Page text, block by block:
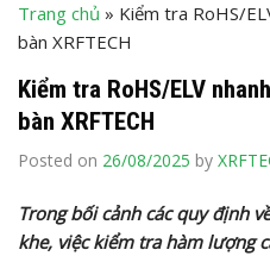
Trang chủ » Kiểm tra RoHS/
bàn XRFTECH
Kiểm tra RoHS/ELV
bàn XRFTECH
Posted on 26/08/2025 by
Trong bối cảnh các quy định
khe, việc kiểm tra hàm lượng